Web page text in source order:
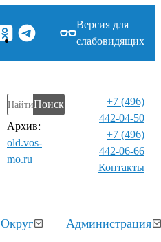
Версия для
слабовидящих
Поиск
Архив:
old.vos-
mo.ru
+7 (496)
442-04-50
+7 (496)
442-06-66
Контакты⁠
Округ Администрация